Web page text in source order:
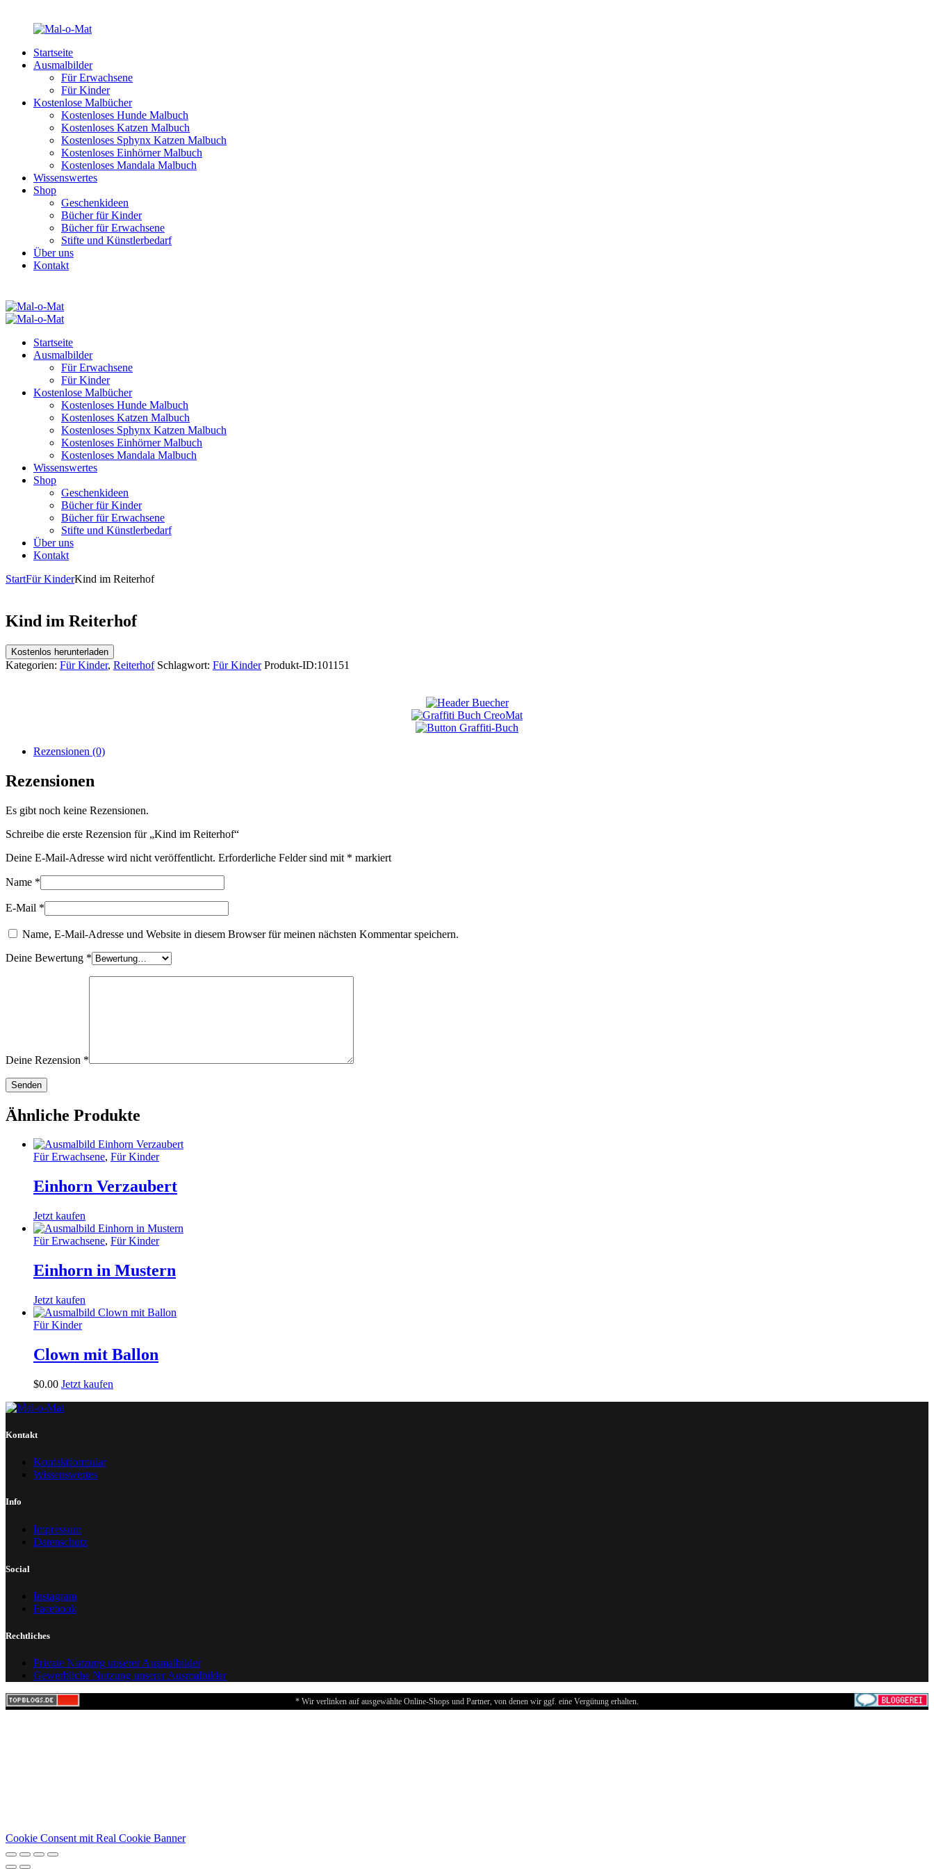
Startseite
Ausmalbilder
Für Erwachsene
Für Kinder
Kostenlose Malbücher
Kostenloses Hunde Malbuch
Kostenloses Katzen Malbuch
Kostenloses Sphynx Katzen Malbuch
Kostenloses Einhörner Malbuch
Kostenloses Mandala Malbuch
Wissenswertes
Shop
Geschenkideen
Bücher für Kinder
Bücher für Erwachsene
Stifte und Künstlerbedarf
Über uns
Kontakt
Startseite
Ausmalbilder
Für Erwachsene
Für Kinder
Kostenlose Malbücher
Kostenloses Hunde Malbuch
Kostenloses Katzen Malbuch
Kostenloses Sphynx Katzen Malbuch
Kostenloses Einhörner Malbuch
Kostenloses Mandala Malbuch
Wissenswertes
Shop
Geschenkideen
Bücher für Kinder
Bücher für Erwachsene
Stifte und Künstlerbedarf
Über uns
Kontakt
StartFür KinderKind im Reiterhof
Kind im Reiterhof
Kostenlos herunterladen
Kategorien: Für Kinder, Reiterhof Schlagwort: Für Kinder Produkt-ID:101151
Rezensionen (0)
Rezensionen
Es gibt noch keine Rezensionen.
Schreibe die erste Rezension für „Kind im Reiterhof“
Deine E-Mail-Adresse wird nicht veröffentlicht. Erforderliche Felder sind mit * markiert
Name *
E-Mail *
Name, E-Mail-Adresse und Website in diesem Browser für meinen nächsten Kommentar speichern.
Deine Bewertung *
Deine Rezension *
Ähnliche Produkte
Für Erwachsene, Für Kinder
Einhorn Verzaubert
Jetzt kaufen
Für Erwachsene, Für Kinder
Einhorn in Mustern
Jetzt kaufen
Für Kinder
Clown mit Ballon
$0.00 Jetzt kaufen
Kontakt
Kontaktformular
Wissenswertes
Info
Impressum
Datenschutz
Social
Instagram
Facebook
Rechtliches
Private Nutzung unserer Ausmalbilder
Gewerbliche Nutzung unserer Ausmalbilder
* Wir verlinken auf ausgewählte Online-Shops und Partner, von denen wir ggf. eine Vergütung erhalten.
Cookie Consent mit Real Cookie Banner